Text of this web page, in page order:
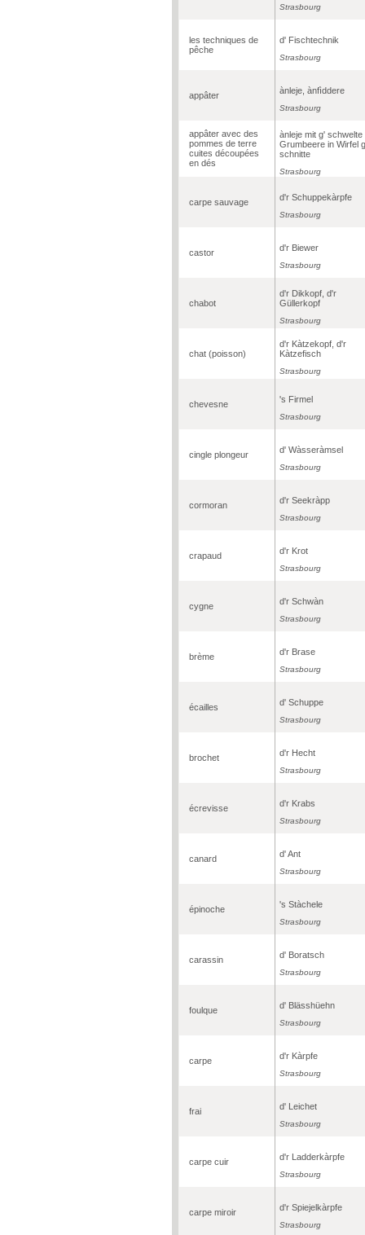
Strasbourg
les techniques de
pêche
d' Fischtechnik
Strasbourg
appâter ànleje, ànfìddere
Strasbourg
appâter avec des
pommes de terre
cuites découpées
en dés
ànleje mit g' schwelte
Grumbeere in Wirfel
schnitte
Strasbourg
carpe sauvage d'r Schuppekàrpfe
Strasbourg
castor d'r Biewer
Strasbourg
chabot
d'r Dikkopf, d'r
Güllerkopf
Strasbourg
chat (poisson)
d'r Kàtzekopf, d'r
Kàtzefisch
Strasbourg
chevesne 's Firmel
Strasbourg
cingle plongeur d' Wàsseràmsel
Strasbourg
cormoran d'r Seekràpp
Strasbourg
crapaud d'r Krot
Strasbourg
cygne d'r Schwàn
Strasbourg
brème d'r Brase
Strasbourg
écailles d' Schuppe
Strasbourg
brochet d'r Hecht
Strasbourg
écrevisse d'r Krabs
Strasbourg
canard d' Ant
Strasbourg
épinoche 's Stàchele
Strasbourg
carassin d' Boratsch
Strasbourg
foulque d' Blässhüehn
Strasbourg
carpe d'r Kàrpfe
Strasbourg
frai d' Leichet
Strasbourg
carpe cuir d'r Ladderkàrpfe
Strasbourg
carpe miroir d'r Spiejelkàrpfe
Strasbourg